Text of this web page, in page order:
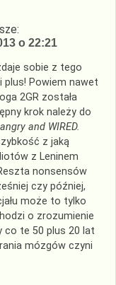
o 22:21
sobie z tego
plus! Powiem nawet
2GR została
krok należy do
and WIRED.
z jaką
z Leninem
nonsensów
czy później,
może to tylko
o zrozumienie
co te 50 plus 20 lat
mózgów czyni